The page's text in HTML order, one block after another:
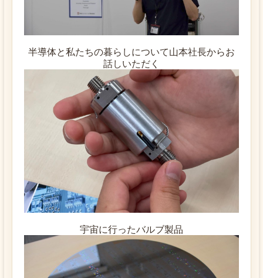
半導体と私たちの暮らしについて山本社長からお
話しいただく
宇宙に行ったバルブ製品